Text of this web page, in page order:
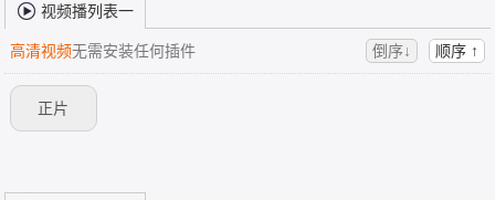
视频播列表一
高清视频无需安装任何插件 倒序↓ 顺序 ↑
正片